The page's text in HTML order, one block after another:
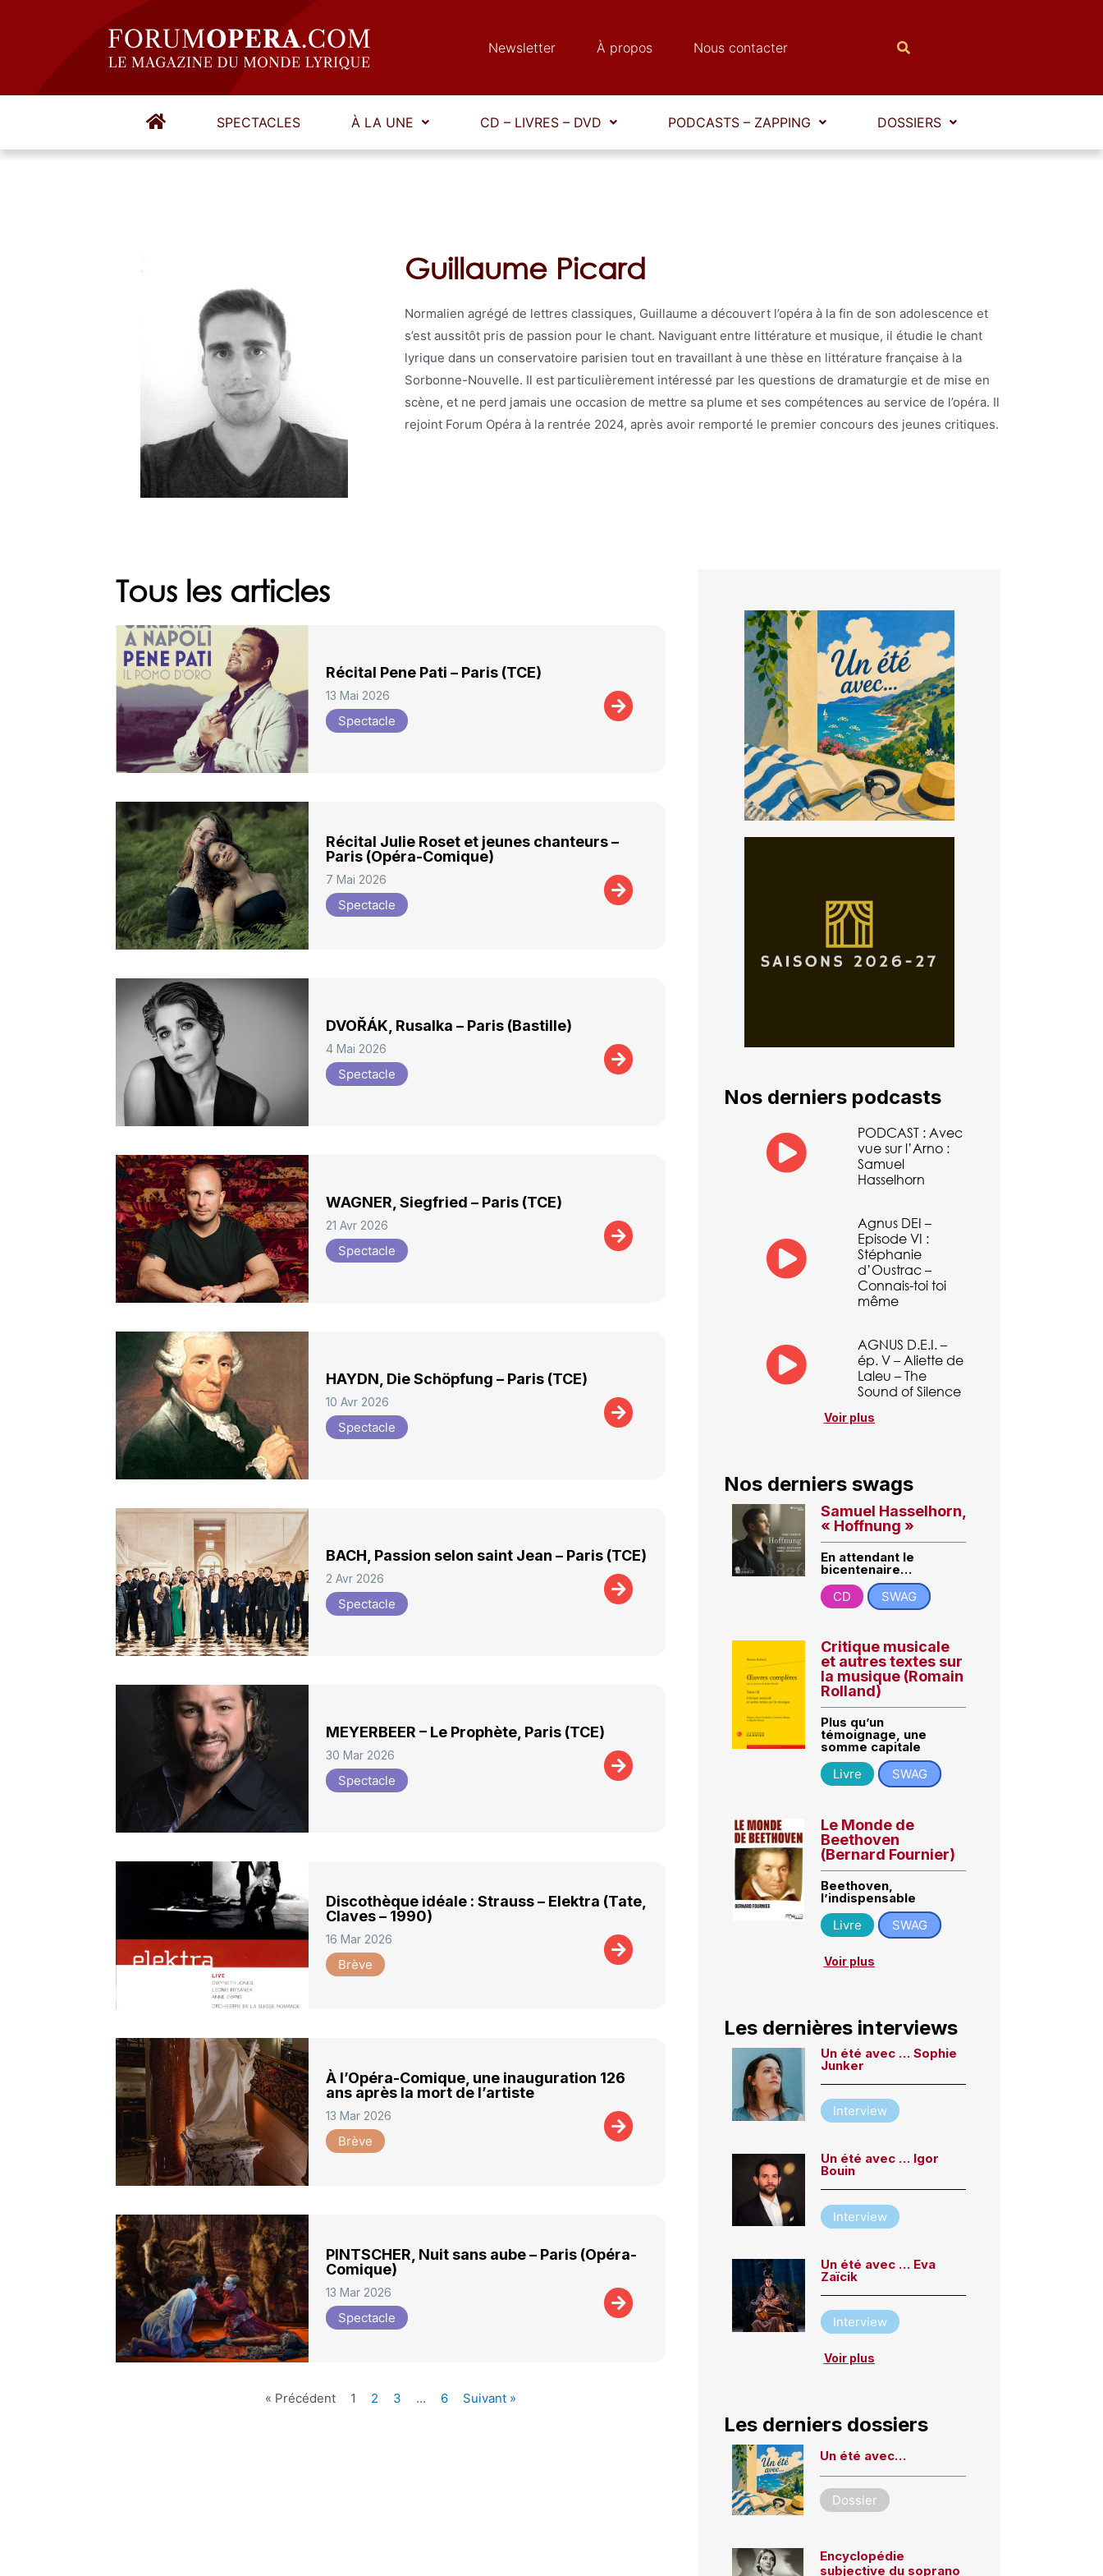
Newsletter À propos Nous contacter
SPECTACLES À LA UNE CD – LIVRES – DVD PODCASTS – ZAPPING DOSSIERS
Guillaume Picard
Normalien agrégé de lettres classiques, Guillaume a découvert l’opéra à la fin de son adolescence et
s’est aussitôt pris de passion pour le chant. Naviguant entre littérature et musique, il étudie le chant
lyrique dans un conservatoire parisien tout en travaillant à une thèse en littérature française à la
Sorbonne-Nouvelle. Il est particulièrement intéressé par les questions de dramaturgie et de mise en
scène, et ne perd jamais une occasion de mettre sa plume et ses compétences au service de l’opéra. Il
rejoint Forum Opéra à la rentrée 2024, après avoir remporté le premier concours des jeunes critiques.
Tous les articles
Récital Pene Pati – Paris (TCE)
13 Mai 2026
Spectacle
Récital Julie Roset et jeunes chanteurs –
Paris (Opéra-Comique)
7 Mai 2026
Spectacle
DVOŘÁK, Rusalka – Paris (Bastille)
4 Mai 2026
Spectacle
WAGNER, Siegfried – Paris (TCE)
21 Avr 2026
Spectacle
HAYDN, Die Schöpfung – Paris (TCE)
10 Avr 2026
Spectacle
BACH, Passion selon saint Jean – Paris (TCE)
2 Avr 2026
Spectacle
MEYERBEER – Le Prophète, Paris (TCE)
30 Mar 2026
Spectacle
Discothèque idéale : Strauss – Elektra (Tate,
Claves – 1990)
16 Mar 2026
Brève
À l’Opéra-Comique, une inauguration 126
ans après la mort de l’artiste
13 Mar 2026
Brève
PINTSCHER, Nuit sans aube – Paris (Opéra-
Comique)
13 Mar 2026
Spectacle
« Précédent 1 2 3 … 6 Suivant »
Nos derniers podcasts
PODCAST : Avec
vue sur l’Arno :
Samuel
Hasselhorn
Agnus DEI –
Episode VI :
Stéphanie
d’Oustrac –
Connais-toi toi
même
AGNUS D.E.I. –
ép. V – Aliette de
Laleu – The
Sound of Silence
Voir plus
Nos derniers swags
Samuel Hasselhorn,
« Hoffnung »
En attendant le
bicentenaire…
CD
SWAG
Critique musicale
et autres textes sur
la musique (Romain
Rolland)
Plus qu’un
témoignage, une
somme capitale
Livre
SWAG
Le Monde de
Beethoven
(Bernard Fournier)
Beethoven,
l’indispensable
Livre
SWAG
Voir plus
Les dernières interviews
Un été avec … Sophie
Junker
Interview
Un été avec … Igor
Bouin
Interview
Un été avec … Eva
Zaïcik
Interview
Voir plus
Les derniers dossiers
Un été avec…
Dossier
Encyclopédie
subjective du soprano